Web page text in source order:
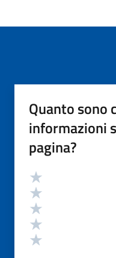
Quanto sono
informazioni
pagina?
Valutazione